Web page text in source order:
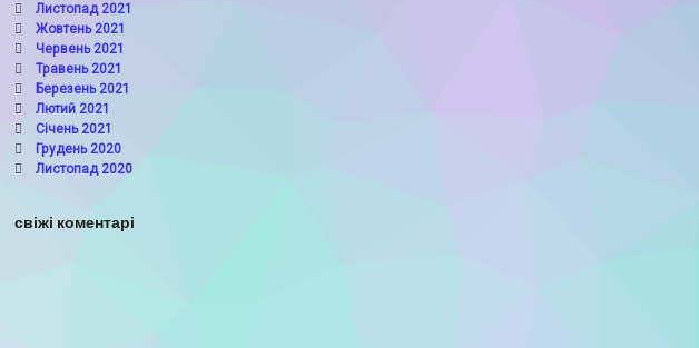
Листопад 2021
Жовтень 2021
Червень 2021
Травень 2021
Березень 2021
Лютий 2021
Січень 2021
Грудень 2020
Листопад 2020
свіжі коментарі